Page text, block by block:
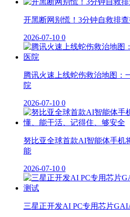
开黑断网别慌！3分钟自救排
2026-07-10 0
腾讯火速上线蛇伤救治地图：
院
2026-07-10 0
努比亚全球首款AI智能体手机
能
2026-07-10 0
三星正开发AI PC专用芯片